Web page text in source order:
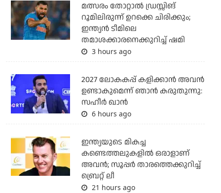
മത്സരം തോറ്റാല്‍ ഡ്രസ്സിങ്
റൂമിലിരുന്ന് ഉറക്കെ ചിരിക്കും;
ഇന്ത്യന്‍ ടീമിലെ
തമാശക്കാരനെക്കുറിച്ച് ഷമി
3 hours ago
2027 ലോകകപ്പ് കളിക്കാന്‍ അവന്‍
ഉണ്ടാകുമെന്ന് ഞാന്‍ കരുതുന്നു:
സഹീര്‍ ഖാന്‍
6 hours ago
ഇന്ത്യയുടെ മികച്ച
കണ്ടെത്തലുകളില്‍ ഒരാളാണ്
അവന്‍; സൂപ്പര്‍ താരത്തെക്കുറിച്ച്
ബ്രെറ്റ് ലീ
21 hours ago